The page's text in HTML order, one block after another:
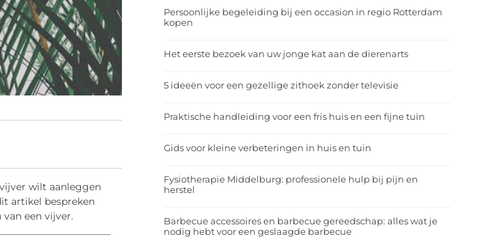
wilt aanleggen
artikel bespreken
een vijver.
Persoonlijke begeleiding bij een occasion in regio Rotterdam
kopen
Het eerste bezoek van uw jonge kat aan de dierenarts
5 ideeën voor een gezellige zithoek zonder televisie
Praktische handleiding voor een fris huis en een fijne tuin
Gids voor kleine verbeteringen in huis en tuin
Fysiotherapie Middelburg: professionele hulp bij pijn en
herstel
Barbecue accessoires en barbecue gereedschap: alles wat je
nodig hebt voor een geslaagde barbecue